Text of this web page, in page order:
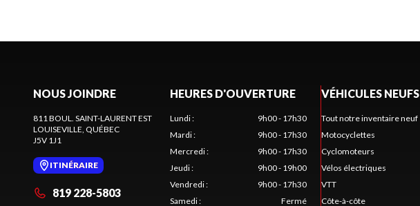
NOUS JOINDRE
811 BOUL. SAINT-LAURENT EST
LOUISEVILLE , QUÉBEC
J5V 1J1
ITINÉRAIRE
819 228-5803
HEURES D'OUVERTURE
Lundi:
9h00 - 17h30
Mardi:
9h00 - 17h30
Mercredi:
9h00 - 17h30
Jeudi:
9h00 - 19h00
Vendredi:
9h00 - 17h30
Samedi: Fermé
VÉHICULES NEUFS
Tout notre inventaire neuf
Motocyclettes
Cyclomoteurs
Vélos électriques
VTT
Côte-à-côte